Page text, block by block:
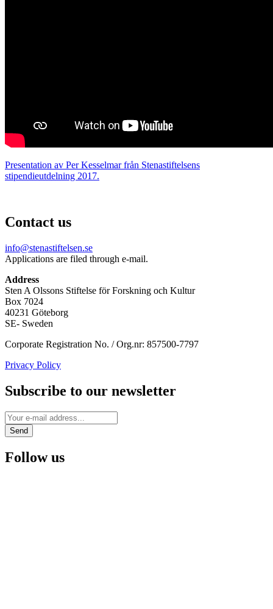
Presentation av Per Kesselmar från Stenastiftelsens
stipendieutdelning 2017.
Contact us
info@stenastiftelsen.se
Applications are filed through e-mail.
Address
Sten A Olssons Stiftelse för Forskning och Kultur
Box 7024
40231 Göteborg
SE- Sweden
Corporate Registration No. / Org.nr: 857500-7797
Privacy Policy
Subscribe to our newsletter
Follow us